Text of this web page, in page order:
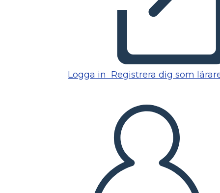
Logga in Registrera dig som